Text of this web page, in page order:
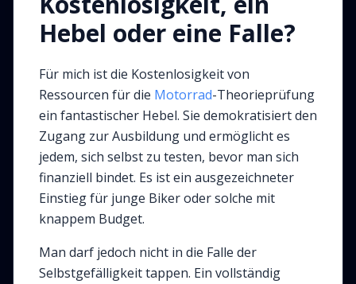
Hebel oder eine Falle?
Für mich ist die Kostenlosigkeit von
Ressourcen für die Motorrad-Theorieprüfung
ein fantastischer Hebel. Sie demokratisiert den
Zugang zur Ausbildung und ermöglicht es
jedem, sich selbst zu testen, bevor man sich
finanziell bindet. Es ist ein ausgezeichneter
Einstieg für junge Biker oder solche mit
knappem Budget.
Man darf jedoch nicht in die Falle der
Selbstgefälligkeit tappen. Ein vollständig